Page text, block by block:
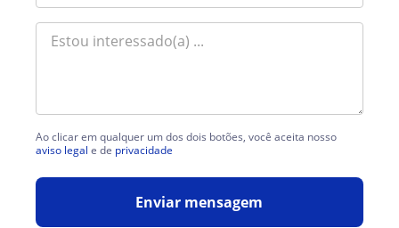
Ao clicar em qualquer um dos dois botões, você aceita nosso
aviso legal e de privacidade
Enviar mensagem